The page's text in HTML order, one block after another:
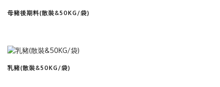
母豬後期料(散裝&50KG/袋)
乳豬(散裝&50KG/袋)